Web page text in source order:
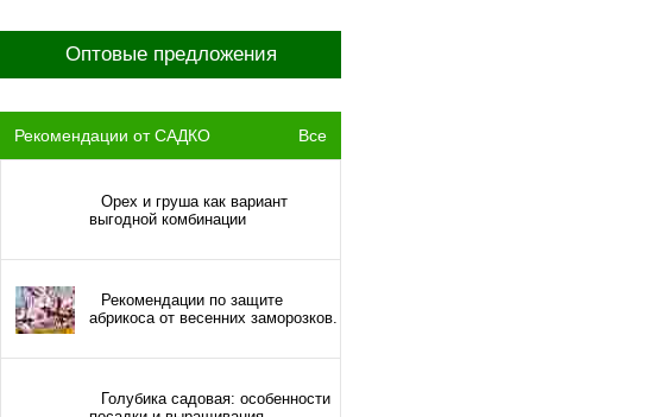
Оптовые предложения
Рекомендации от САДКО Все
Орех и груша как вариант
выгодной комбинации
Рекомендации по защите
абрикоса от весенних заморозков.
Голубика садовая: особенности